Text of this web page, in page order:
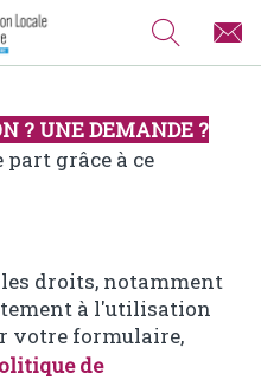
? UNE DEMANDE ?
part grâce à ce
droits, notamment
à l'utilisation
votre formulaire,
de